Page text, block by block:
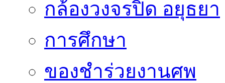
กล้องวงจรปิด อยุธยา
การศึกษา
ของชำร่วยงานศพ